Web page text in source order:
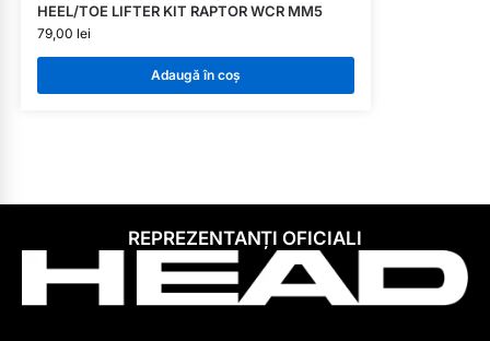
HEEL/TOE LIFTER KIT RAPTOR WCR MM5
79,00 lei
Adaugă în coș
REPREZENTANȚI OFICIALI